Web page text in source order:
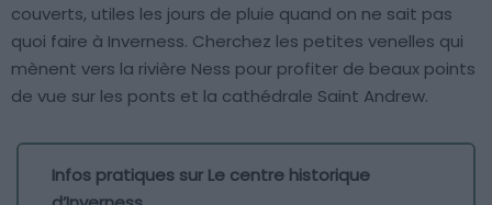
couverts, utiles les jours de pluie quand on ne sait pas
quoi faire à Inverness. Cherchez les petites venelles qui
mènent vers la rivière Ness pour profiter de beaux points
de vue sur les ponts et la cathédrale Saint Andrew.
Infos pratiques sur Le centre historique